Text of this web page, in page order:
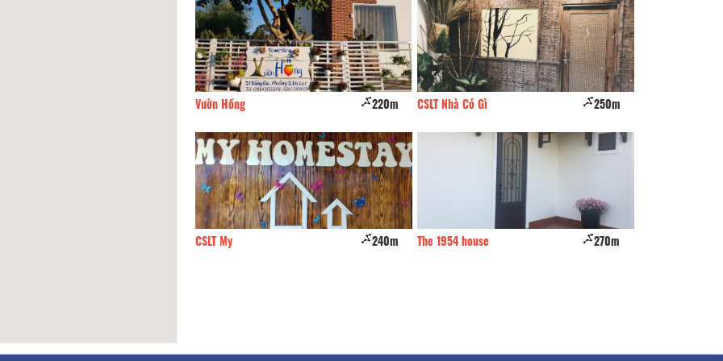
Vườn Hồng 220m
CSLT My 240m
CSLT Nhà Có Gì 250m
The 1954 house 270m